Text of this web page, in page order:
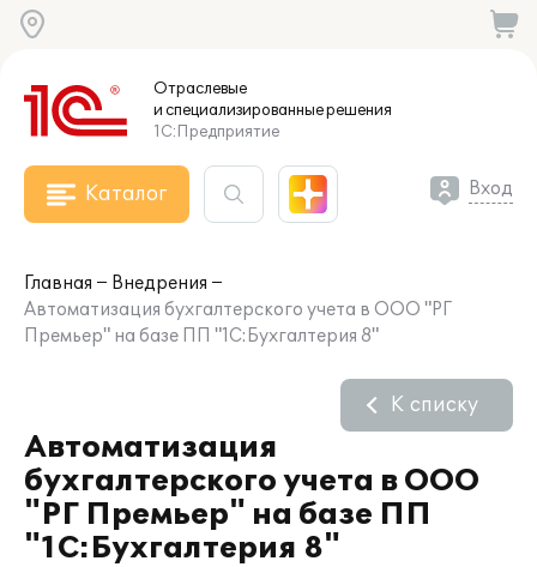
Отраслевые
и специализированныерешения
1С:Предприятие
Каталог Вход
Главная
Внедрения
Автоматизация бухгалтерского учета в ООО "РГ
Премьер" на базе ПП "1С:Бухгалтерия 8"
Автоматизация
бухгалтерского учета в ООО
"РГ Премьер" на базе ПП
"1С:Бухгалтерия 8"
К списку